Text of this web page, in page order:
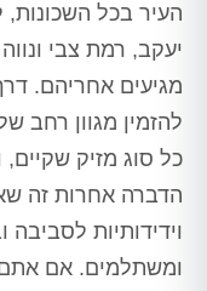
העיר בכל השכונות,
יעקב, רמת צבי
מגיעים אחריהם.
להזמין מגוון רחב
כל סוג מזיק
הדברה אחרות זה
וידידותיות
ומשתלמים. אם